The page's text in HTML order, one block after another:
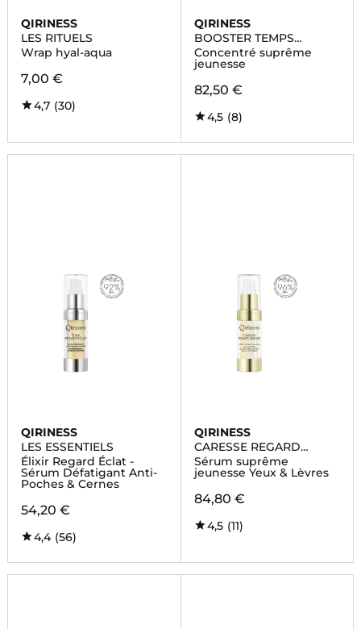
QIRINESS
LES RITUELS
Wrap hyal-aqua
7,00 €
4,7 (30)
QIRINESS
BOOSTER TEMPS
SUBLIME
Concentré suprême
jeunesse
82,50 €
4,5 (8)
QIRINESS
LES ESSENTIELS
Élixir Regard Éclat -
Sérum Défatigant Anti-
Poches & Cernes
54,20 €
4,4 (56)
QIRINESS
CARESSE REGARD
SUBLIME
Sérum suprême
jeunesse Yeux & Lèvres
84,80 €
4,5 (11)